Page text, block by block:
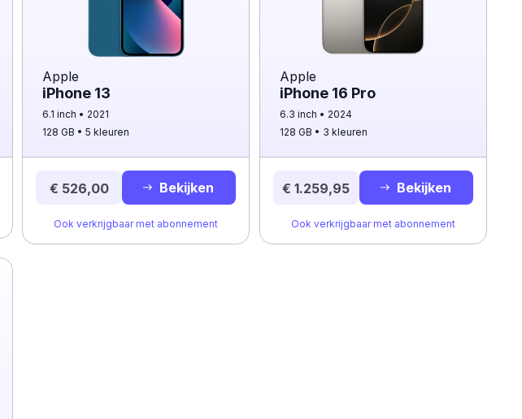
Apple
iPhone 13
6.1 inch
2021
128 GB
5 kleuren
€ 526,00 Bekijken
Ook verkrijgbaar met abonnement
Apple
iPhone 16 Pro
6.3 inch
2024
128 GB
3 kleuren
€ 1.259,95 Bekijken
Ook verkrijgbaar met abonnement